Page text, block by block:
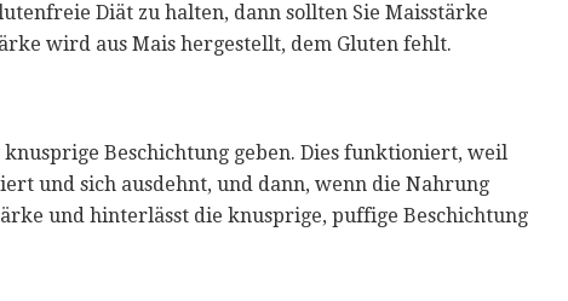
Diät zu halten, dann sollten Sie Maisstärke
wird aus Mais hergestellt, dem Gluten fehlt.
knusprige Beschichtung geben. Dies funktioniert, weil
und sich ausdehnt, und dann, wenn die Nahrung
und hinterlässt die knusprige, puffige Beschichtung